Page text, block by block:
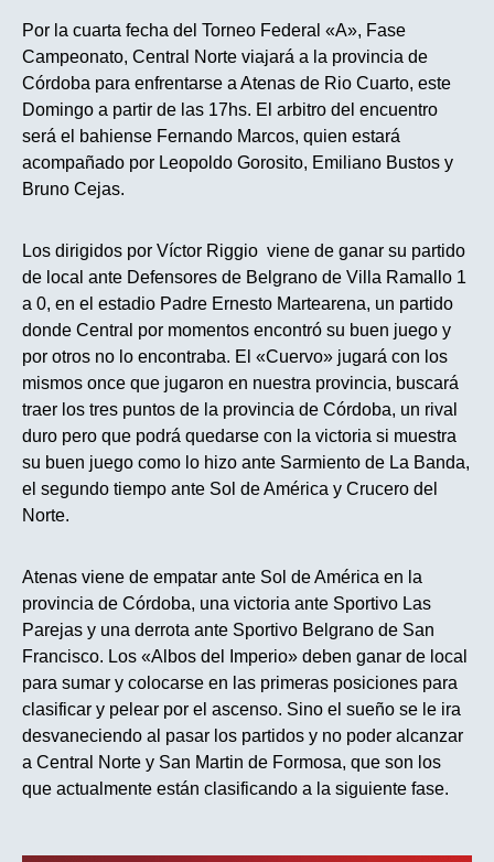
Por la cuarta fecha del Torneo Federal «A», Fase
Campeonato, Central Norte viajará a la provincia de
Córdoba para enfrentarse a Atenas de Rio Cuarto, este
Domingo a partir de las 17hs. El arbitro del encuentro
será el bahiense Fernando Marcos, quien estará
acompañado por Leopoldo Gorosito, Emiliano Bustos y
Bruno Cejas.
Los dirigidos por Víctor Riggio viene de ganar su partido
de local ante Defensores de Belgrano de Villa Ramallo 1
a 0, en el estadio Padre Ernesto Martearena, un partido
donde Central por momentos encontró su buen juego y
por otros no lo encontraba. El «Cuervo» jugará con los
mismos once que jugaron en nuestra provincia, buscará
traer los tres puntos de la provincia de Córdoba, un rival
duro pero que podrá quedarse con la victoria si muestra
su buen juego como lo hizo ante Sarmiento de La Banda,
el segundo tiempo ante Sol de América y Crucero del
Norte.
Atenas viene de empatar ante Sol de América en la
provincia de Córdoba, una victoria ante Sportivo Las
Parejas y una derrota ante Sportivo Belgrano de San
Francisco. Los «Albos del Imperio» deben ganar de local
para sumar y colocarse en las primeras posiciones para
clasificar y pelear por el ascenso. Sino el sueño se le ira
desvaneciendo al pasar los partidos y no poder alcanzar
a Central Norte y San Martin de Formosa, que son los
que actualmente están clasificando a la siguiente fase.